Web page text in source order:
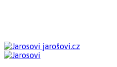
jarošovi.cz